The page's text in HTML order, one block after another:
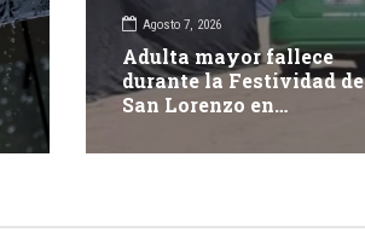
Agosto 7, 2026
Adulta mayor fallece
durante la Festividad de
San Lorenzo en